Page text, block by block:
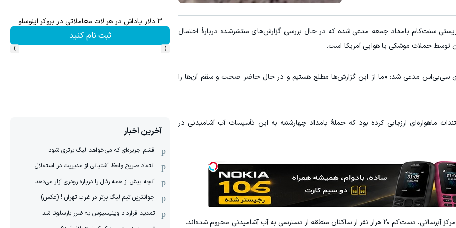
سنت‌کام بامداد جمعه مدعی شده که در حال بررسی گزارش‌های منتشرشده دربارۀ احتمال
توسط حملات موشکی یا هوایی آمریکا است.
سی‌بی‌اس مدعی شد: «ما از این گزارش‌ها مطلع هستیم و در حال حاضر صحت و سقم آن‌ها را
ماهواره‌ای ارزیابی کرده بود که حملۀ بامداد چهارشنبه به این تأسیسات آب آشامیدنی در
از دسترسی به آب آشامیدنی محروم شده‌اند.
۳ دلار پاداش در هر لات معاملاتی در بروکر اینوسلو
ثبت نام کنید
‹
›
آخرین اخبار
قشم جزیره‌ای که می‌خواهد لیگ برتری شود
انتقاد صریح واعظ آشتیانی از مدیریت در استقلال
آنچه بیش از همه رئال را درباره رودری آزار می‌دهد
جوانترین تیم لیگ برتر در غرب تهران ! (عکس)
تمدید قرارداد وینیسیوس به ضرر بارسلونا شد